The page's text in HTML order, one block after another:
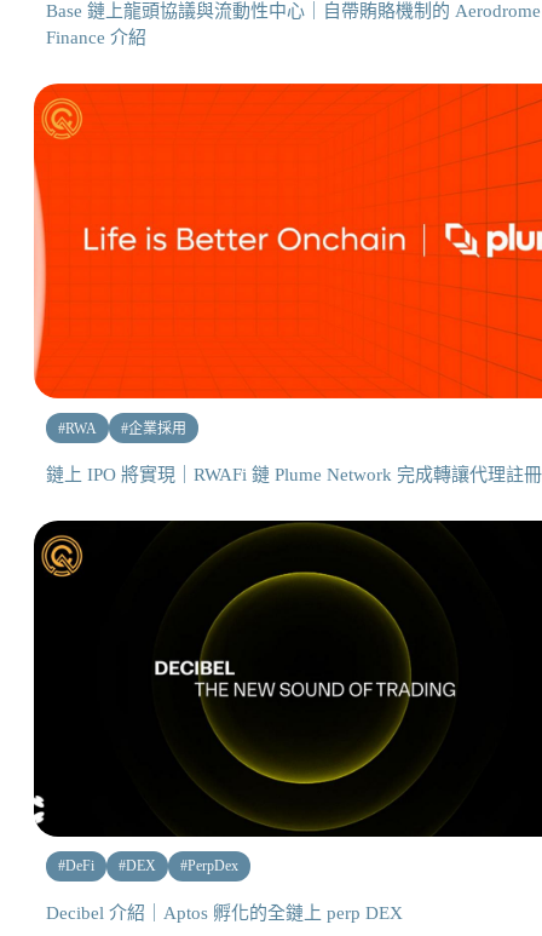
Base 鏈上龍頭協議與流動性中心｜自帶賄賂機制的 Aerodrome
Finance 介紹
#RWA #企業採用
鏈上 IPO 將實現｜RWAFi 鏈 Plume Network 完成轉讓代理註冊
#DeFi #DEX #PerpDex
Decibel 介紹｜Aptos 孵化的全鏈上 perp DEX